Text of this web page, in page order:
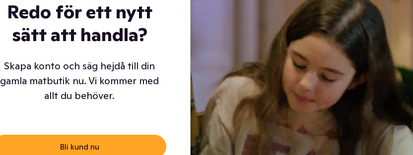
Redo för ett nytt
sätt att handla?
Skapa konto och säg hejdå till din
gamla matbutik nu. Vi kommer med
allt du behöver.
Bli kund nu